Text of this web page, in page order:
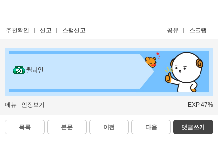
추천확인 신고 스팸신고 공유 스크랩
월하인
메뉴 인장보기 EXP 47%
목록 본문 이전 다음 댓글쓰기